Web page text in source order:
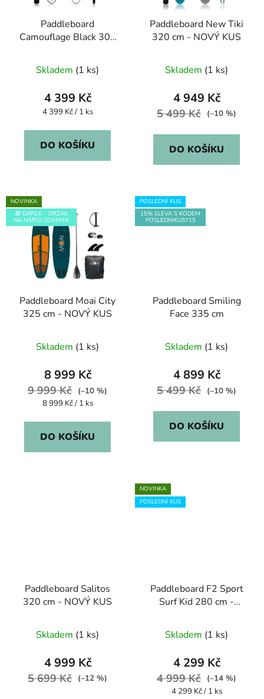
Paddleboard
Camouflage Black 305
Skladem (1 ks)
4 399 Kč
Měrná
4 399 Kč / 1 ks
DO KOŠÍKU
Paddleboard New Tiki
320 cm - NOVÝ KUS
Skladem (1 ks)
4 949 Kč
5 499 Kč (–10 %)
DO KOŠÍKU
NOVINKA
🎁 DÁREK – DRŽÁK
NA NÁPOJ ZDARMA
Paddleboard Moai City
325 cm - NOVÝ KUS
Skladem (1 ks)
8 999 Kč
9 999 Kč
(–10 %)
Měrná
8 999 Kč / 1 ks
DO KOŠÍKU
POSLEDNÍ KUS
15% SLEVA S KÓDEM
POSLEDNIKUSY15
Paddleboard Smiling
Face 335 cm
Skladem (1 ks)
4 899 Kč
5 499 Kč (–10 %)
DO KOŠÍKU
Paddleboard Salitos
320 cm - NOVÝ KUS
Skladem (1 ks)
4 999 Kč
5 699 Kč (–12 %)
NOVINKA
POSLEDNÍ KUS
Paddleboard F2 Sport
Surf Kid 280 cm -
Skladem (1 ks)
4 299 Kč
4 999 Kč
(–14 %)
Měrná
4 299 Kč / 1 ks